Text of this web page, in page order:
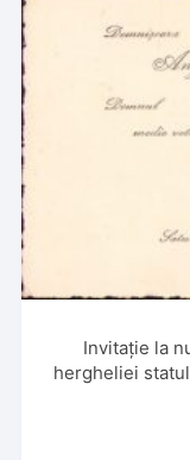
Invitație la
hergheliei